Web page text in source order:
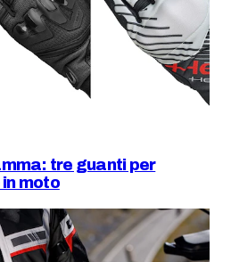
tre guanti per
moto